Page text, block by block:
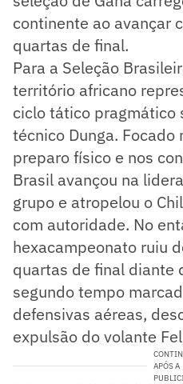
continente ao avançar
quartas de final.
Para a Seleção
território africano
ciclo tático pragmático
técnico Dunga.
preparo físico e nos
Brasil avançou na
grupo e atropelou o
com autoridade. No
hexacampeonato ruiu
quartas de final diante
segundo tempo
defensivas aéreas,
expulsão do volante
APÓS A